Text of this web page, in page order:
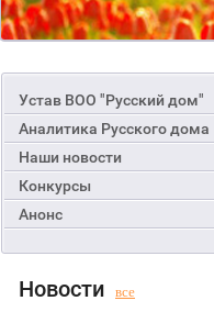
Устав ВОО "Русский дом"
Аналитика Русского дома
Наши новости
Конкурсы
Анонс
Новости
все